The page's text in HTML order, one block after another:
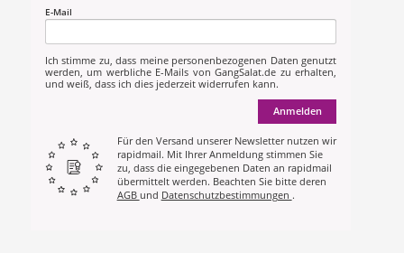
E-Mail
Ich stimme zu, dass meine personenbezogenen Daten genutzt
werden, um werbliche E-Mails von GangSalat.de zu erhalten,
und weiß, dass ich dies jederzeit widerrufen kann.
Anmelden
Für den Versand unserer Newsletter nutzen wir
rapidmail. Mit Ihrer Anmeldung stimmen Sie
zu, dass die eingegebenen Daten an rapidmail
übermittelt werden. Beachten Sie bitte deren
AGB und Datenschutzbestimmungen .